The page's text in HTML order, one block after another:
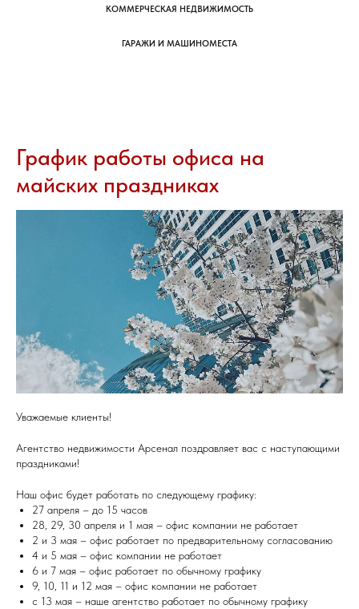
КОММЕРЧЕСКАЯ НЕДВИЖИМОСТЬ
ГАРАЖИ И МАШИНОМЕСТА
График работы офиса на
майских праздниках
Уважаемые клиенты!
Агентство недвижимости Арсенал поздравляет вас с наступающими
праздниками!
Наш офис будет работать по следующему графику:
27 апреля – до 15 часов
28, 29, 30 апреля и 1 мая – офис компании не работает
2 и 3 мая – офис работает по предварительному согласованию
4 и 5 мая – офис компании не работает
6 и 7 мая – офис работает по обычному графику
9, 10, 11 и 12 мая – офис компании не работает
с 13 мая – наше агентство работает по обычному графику